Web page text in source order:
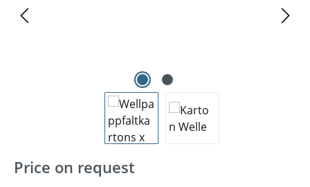
Price on request